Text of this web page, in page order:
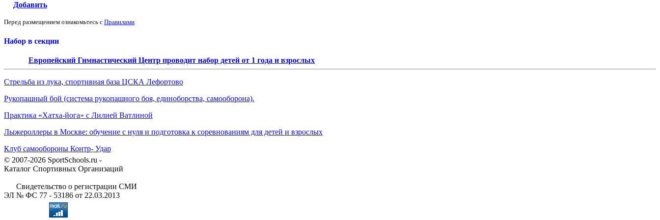
Добавить
Перед размещением ознакомьтесь с Правилами
Набор в секции
Европейский Гимнастический Центр проводит набор детей от 1 года и взрослых
Стрельба из лука, спортивная база ЦСКА Лефортово
Рукопашный бой (система рукопашного боя, единоборства, самооборона).
Практика «Хатха-йога» с Лилией Ватлиной
Лыжероллеры в Москве: обучение с нуля и подготовка к соревнованиям для детей и взрослых
Клуб самообороны Контр- Удар
© 2007-2026 SportSchools.ru -
Каталог Спортивных Организаций
Свидетельство о регистрации СМИ
ЭЛ № ФС 77 - 53186 от 22.03.2013